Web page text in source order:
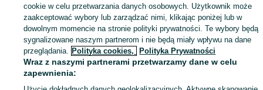
Mapa kategorii
Mapa miejscowości
Mapa ministron
Popularne wyszukiwania
cookie w celu przetwarzania danych osobowych. Użytkownik może
zaakceptować wybory lub zarządzać nimi, klikając poniżej lub w
dowolnym momencie na stronie polityki prywatności. Te wybory będą
sygnalizowane naszym partnerom i nie będą miały wpływu na dane
przeglądania. Polityka cookies, Polityka Prywatności
Wraz z naszymi partnerami przetwarzamy dane w celu
zapewnienia: